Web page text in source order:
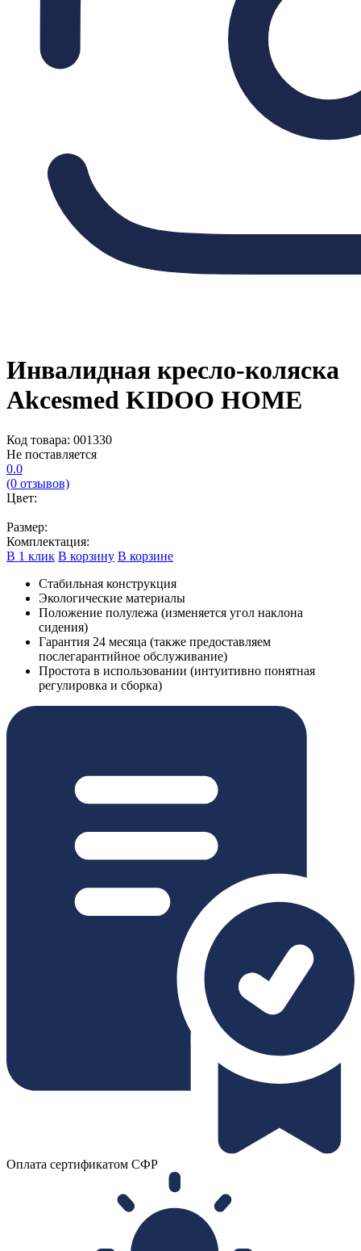
Инвалидная кресло-коляска
Akcesmed KIDOO HOME
Код товара: 001330
Не поставляется
0.0
(0 отзывов)
Цвет:
Размер:
Комплектация:
В 1 клик В корзину В корзине
Стабильная конструкция
Экологические материалы
Положение полулежа (изменяется угол наклона
сидения)
Гарантия 24 месяца (также предоставляем
послегарантийное обслуживание)
Простота в использовании (интуитивно понятная
регулировка и сборка)
Оплата сертификатом СФР